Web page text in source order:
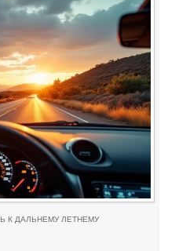
К ДАЛЬНЕМУ ЛЕТНЕМУ